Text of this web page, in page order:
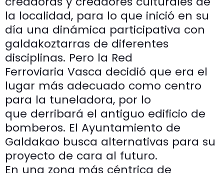
la localidad, para lo que inició en su
día una dinámica participativa con
galdakoztarras de diferentes
disciplinas. Pero la Red
Ferroviaria Vasca decidió que era el
lugar más adecuado como centro
para la tuneladora, por lo
que derribará el antiguo edificio de
bomberos. El Ayuntamiento de
Galdakao busca alternativas para su
proyecto de cara al futuro.
En una zona más céntrica de